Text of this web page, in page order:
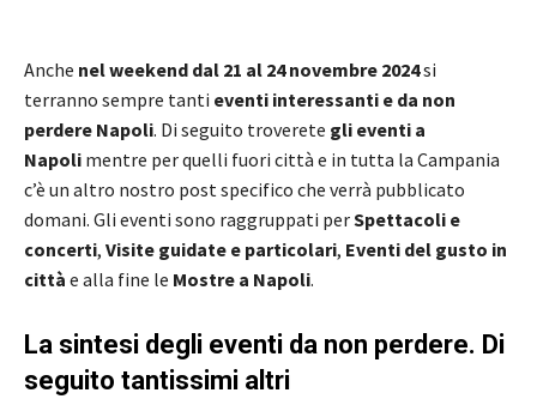
Anche nel weekend dal 21 al 24 novembre 2024si
terranno sempre tanti eventi interessanti e da non
perdere Napoli. Di seguito troverete gli eventi a
Napoli mentre per quelli fuori città e in tutta la Campania
c’è un altro nostro post specifico che verrà pubblicato
domani. Gli eventi sono raggruppati perSpettacoli e
concerti, Visite guidate e particolari, Eventi del gusto in
città e alla fine le Mostre a Napoli.
La sintesi degli eventi da non perdere. Di
seguito tantissimi altri